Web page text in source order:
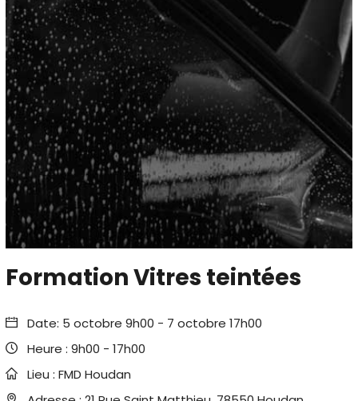
Formation Vitres teintées
Date: 5 octobre 9h00 - 7 octobre 17h00
Heure : 9h00 - 17h00
Lieu : FMD Houdan